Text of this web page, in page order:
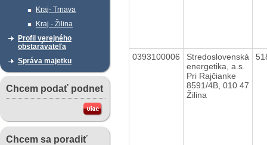
Kraj- Trnava
Kraj - Žilina
Profil verejného
obstarávateľa
Správa majetku
Chcem podať podnet
Chcem sa poradiť
0393100006
Stredoslovenská
energetika, a.s.
Pri Rajčianke
8591/4B, 010 47
Žilina